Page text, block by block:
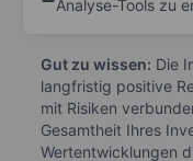
Analyse-Tools zu
Gut zu wissen: Die
langfristig positive
mit Risiken
Gesamtheit Ihres
Wertentwicklungen